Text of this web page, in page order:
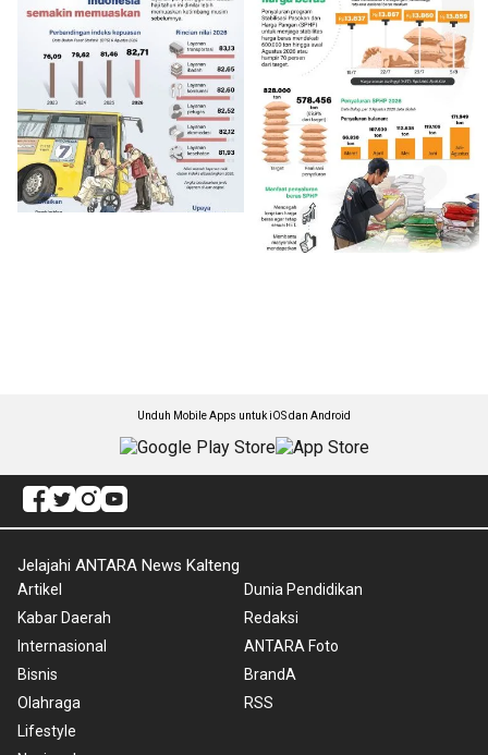
Unduh Mobile Apps untuk iOS dan Android
Jelajahi ANTARA News Kalteng
Artikel
Kabar Daerah
Internasional
Bisnis
Olahraga
Lifestyle
Dunia Pendidikan
Redaksi
ANTARA Foto
BrandA
RSS